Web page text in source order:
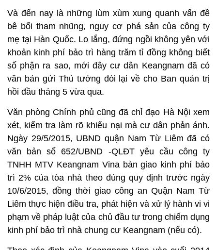
Và đến nay là những lùm xùm xung quanh vấn đề
bê bối tham nhũng, nguy cơ phá sản của công ty
mẹ tại Hàn Quốc. Lo lắng, đứng ngồi không yên với
khoản kinh phí bảo trì hàng trăm tỉ đồng không biết
số phận ra sao, mới đây cư dân Keangnam đã có
văn bản gửi Thủ tướng đòi lại về cho Ban quản trị
hồi đầu tháng 5 vừa qua.
Văn phòng Chính phủ cũng đã chỉ đạo Hà Nội xem
xét, kiểm tra làm rõ khiếu nại mà cư dân phản ánh.
Ngày 29/5/2015, UBND quận Nam Từ Liêm đã có
văn bản số 652/UBND -QLĐT yêu cầu công ty
TNHH MTV Keangnam Vina bàn giao kinh phí bảo
trì 2% của tòa nhà theo đúng quy định trước ngày
10/6/2015, đồng thời giao công an Quận Nam Từ
Liêm thực hiện điều tra, phát hiện và xử lý hành vi vi
phạm về pháp luật của chủ đầu tư trong chiếm dụng
kinh phí bảo trì nhà chung cư Keangnam (nếu có).